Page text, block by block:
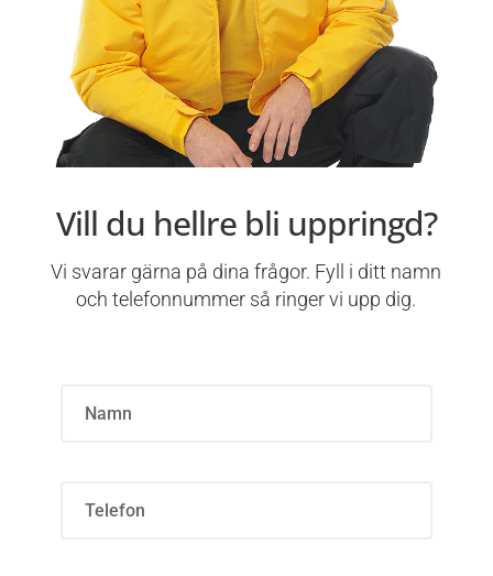
Vill du hellre bli uppringd?
Vi svarar gärna på dina frågor. Fyll i ditt namn
och telefonnummer så ringer vi upp dig.